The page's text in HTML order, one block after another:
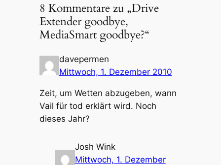
8 Kommentare zu „Drive
Extender goodbye,
MediaSmart goodbye?“
davepermen
Mittwoch, 1. Dezember 2010
Zeit, um Wetten abzugeben, wann
Vail für tod erklärt wird. Noch
dieses Jahr?
Josh Wink
Mittwoch, 1. Dezember